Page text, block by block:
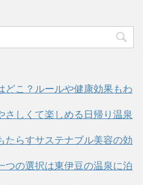
どこ？ルールや健康効果もわ
さしくて楽しめる日帰り温泉
たらすサステナブル美容の効
つの選択は東伊豆の温泉に泊